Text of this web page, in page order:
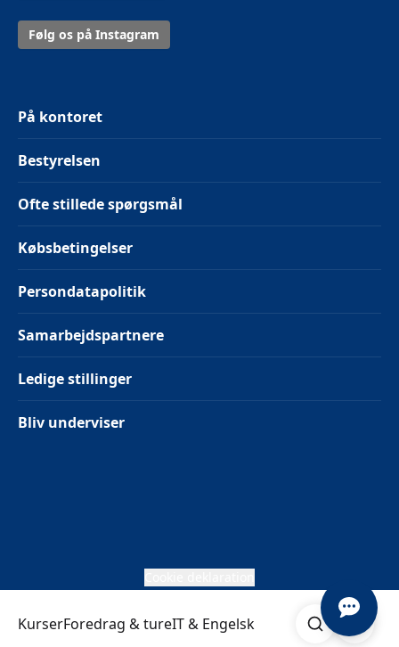
KurserForedrag & tureIT & Engelsk Søg Åben
Følg os på Instagram
På kontoret
Bestyrelsen
Ofte stillede spørgsmål
Købsbetingelser
Persondatapolitik
Samarbejdspartnere
Ledige stillinger
Bliv underviser